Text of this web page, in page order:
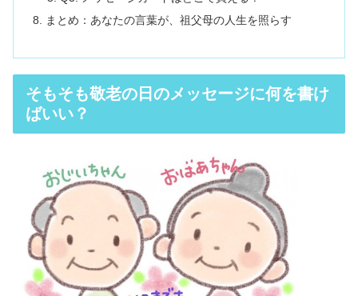
まとめ：あなたの言葉が、祖父母の人生を照らす
そもそも敬老の日のメッセージに何を書け
ばいい？